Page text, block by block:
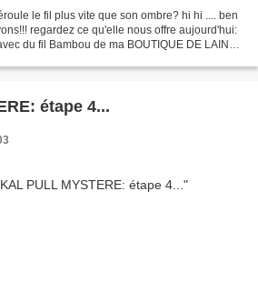
le fil plus vite que son ombre? hi hi .... ben
regardez ce qu'elle nous offre aujourd'hui:
du fil Bambou de ma BOUTIQUE DE LAINE
KAL PULL MYSTERE: étape 4...